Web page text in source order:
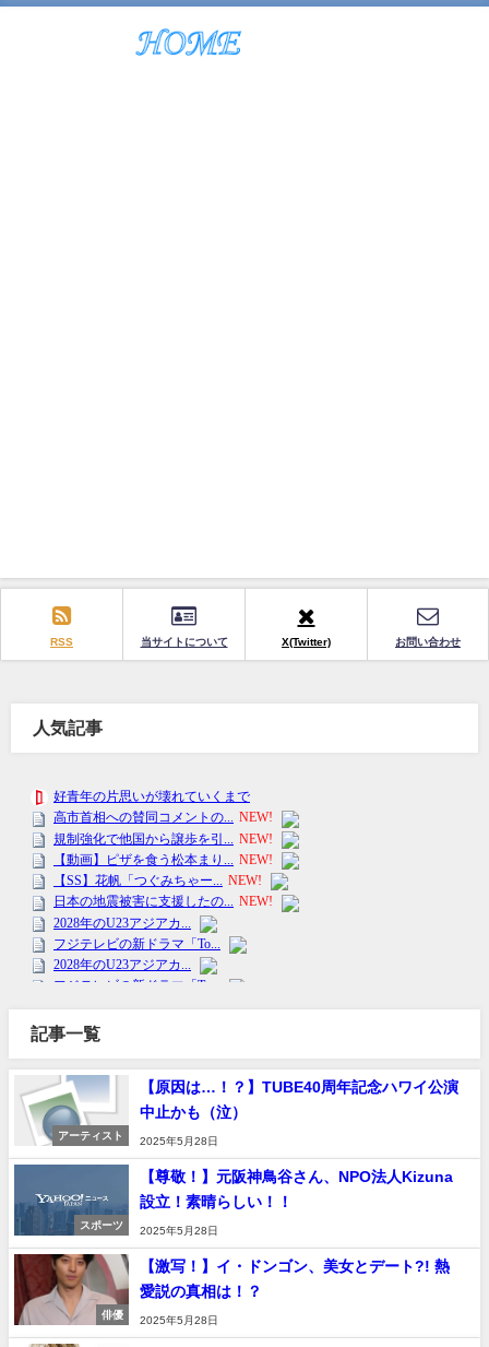
RSS 当サイトについて X(Twitter) お問い合わせ
人気記事
記事一覧
アーティスト
【原因は…！？】TUBE40周年記念ハワイ公演
中止かも（泣）
2025年5月28日
スポーツ
【尊敬！】元阪神鳥谷さん、NPO法人Kizuna
設立！素晴らしい！！
2025年5月28日
俳優
【激写！】イ・ドンゴン、美女とデート?! 熱
愛説の真相は！？
2025年5月28日